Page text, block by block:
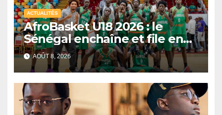
ACTUALITÉS
AfroBasket U18 2026 : le
Sénégal enchaîne et file en
quarts de finale
AOÛT 8, 2026